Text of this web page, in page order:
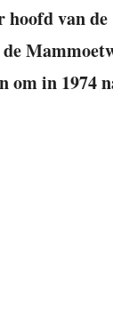
hoofd van de
om in 1974